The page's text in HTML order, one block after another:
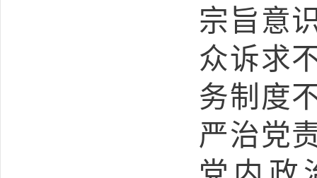
宗旨意
众诉求
务制度
严治党